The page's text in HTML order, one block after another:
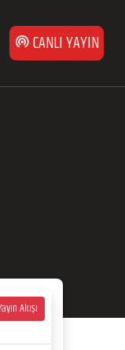
CANLI YAYIN
Akışı